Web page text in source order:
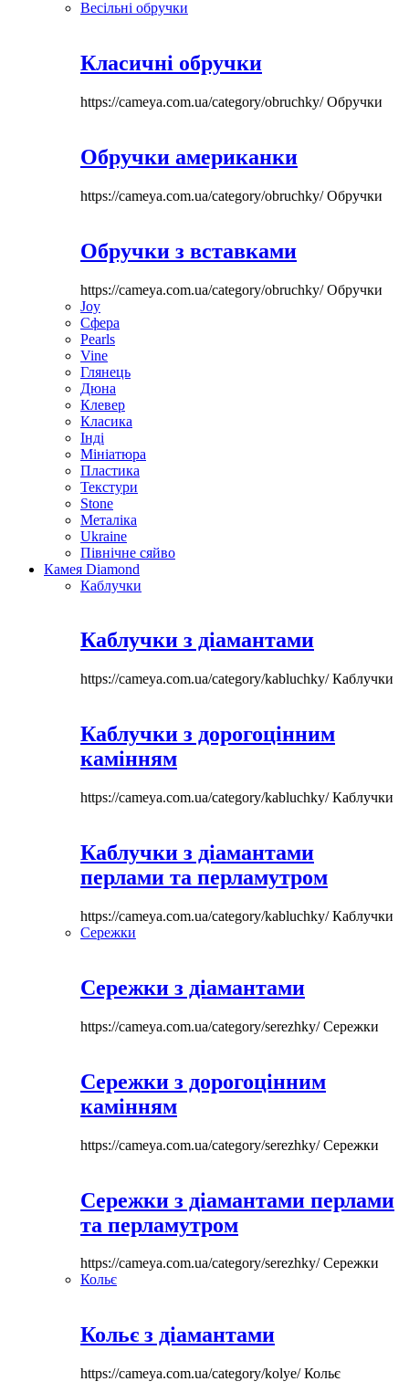
Весільні обручки
Класичні обручки
https://cameya.com.ua/category/obruchky/Обручки
Обручки американки
https://cameya.com.ua/category/obruchky/Обручки
Обручки з вставками
https://cameya.com.ua/category/obruchky/Обручки
Joy
Сфера
Pearls
Vine
Глянець
Дюна
Клевер
Класика
Інді
Мініатюра
Пластика
Текстури
Stone
Металіка
Ukraine
Північне сяйво
Камея Diamond
Каблучки
Каблучки з діамантами
https://cameya.com.ua/category/kabluchky/Каблучки
Каблучки з дорогоцінним
камінням
https://cameya.com.ua/category/kabluchky/Каблучки
Каблучки з діамантами
перлами та перламутром
https://cameya.com.ua/category/kabluchky/Каблучки
Сережки
Сережки з діамантами
https://cameya.com.ua/category/serezhky/Сережки
Сережки з дорогоцінним
камінням
https://cameya.com.ua/category/serezhky/Сережки
Сережки з діамантами перлами
та перламутром
https://cameya.com.ua/category/serezhky/Сережки
Кольє
Кольє з діамантами
https://cameya.com.ua/category/kolye/Кольє